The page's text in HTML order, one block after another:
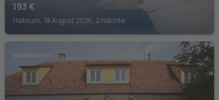
193 €
Halbturn, 19 August 2026, 2 Nächte
BRUCKNEUDORF